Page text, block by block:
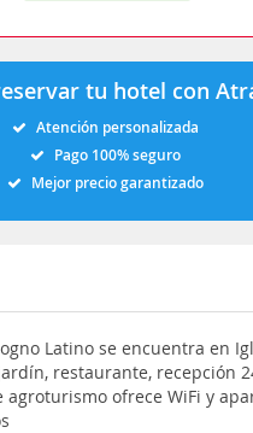
tu hotel con
Atención personalizada
Pago 100% seguro
Mejor precio garantizado
Latino se encuentra en
restaurante, recepción
agroturismo ofrece WiFi y